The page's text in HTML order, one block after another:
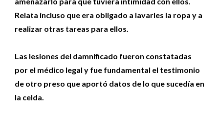
Relata incluso que era obligado a lavarles la ropa y a
realizar otras tareas para ellos.
Las lesiones del damnificado fueron constatadas
por el médico legal y fue fundamental el testimonio
de otro preso que aportó datos de lo que sucedía en
la celda.